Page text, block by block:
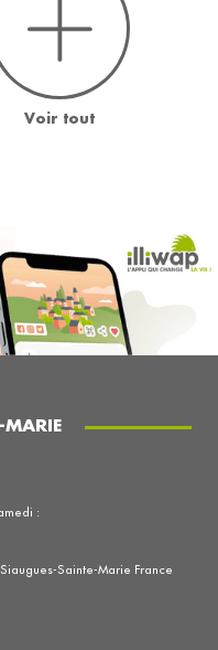
Voir tout
Sainte-Marie France
: